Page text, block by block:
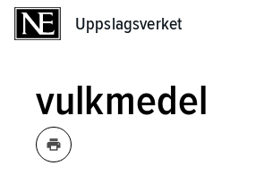
Uppslagsverket
vulkmedel